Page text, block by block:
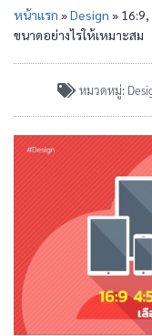
หน้าแรก »Design » 16:9,
ขนาดอย่างไรให้เหมาะสม
หมวดหมู่: